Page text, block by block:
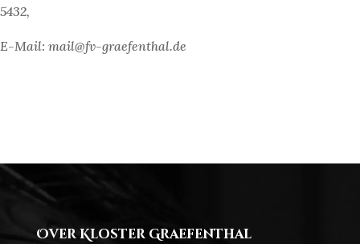
5432,
E-Mail: mail@fv-graefenthal.de
Over Kloster Graefenthal